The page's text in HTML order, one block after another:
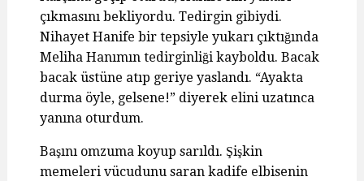
çıkmasını bekliyordu. Tedirgin gibiydi.
Nihayet Hanife bir tepsiyle yukarı çıktığında
Meliha Hanımın tedirginliği kayboldu. Bacak
bacak üstüne atıp geriye yaslandı. “Ayakta
durma öyle, gelsene!” diyerek elini uzatınca
yanına oturdum.
Başını omzuma koyup sarıldı. Şişkin
memeleri vücudunu saran kadife elbisenin